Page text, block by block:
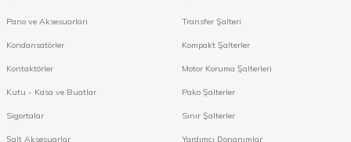
Pano ve Aksesuarları
Kondansatörler
Kontaktörler
Kutu - Kasa ve Buatlar
Sigortalar
Şalt Aksesuarlar
Transfer Şalteri
Kompakt Şalterler
Motor Koruma Şalterleri
Pako Şalterler
Sınır Şalterler
Yardımcı Donanımlar